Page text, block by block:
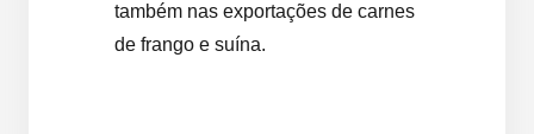
também nas exportações de carnes
de frango e suína.